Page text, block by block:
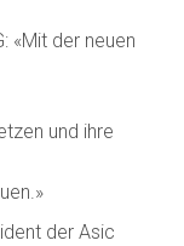
«Mit der neuen
und ihre
der Asic